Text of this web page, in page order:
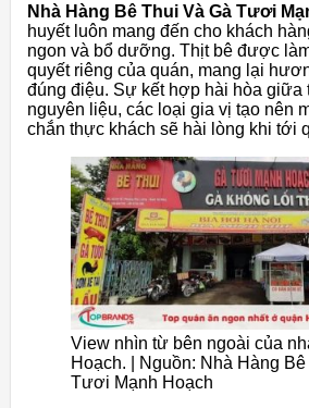
Nhà Hàng Bê Thui Và Gà Tươi
huyết luôn mang đến cho khách
ngon và bổ dưỡng. Thịt bê được
quyết riêng của quán, mang lại
đúng điệu. Sự kết hợp hài hòa giữa
nguyên liệu, các loại gia vị tạo nên
chắn thực khách sẽ hài lòng khi tới
View nhìn từ bên ngoài của
Hoạch. | Nguồn: Nhà Hàng
Tươi Mạnh Hoạch